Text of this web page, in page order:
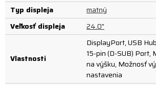
Typ displeja
matný
Veľkosť displeja
24.0"
Vlastnosti
DisplayPort, USB
15-pin (D-SUB) Port,
na výšku, Možnosť
nastavenia